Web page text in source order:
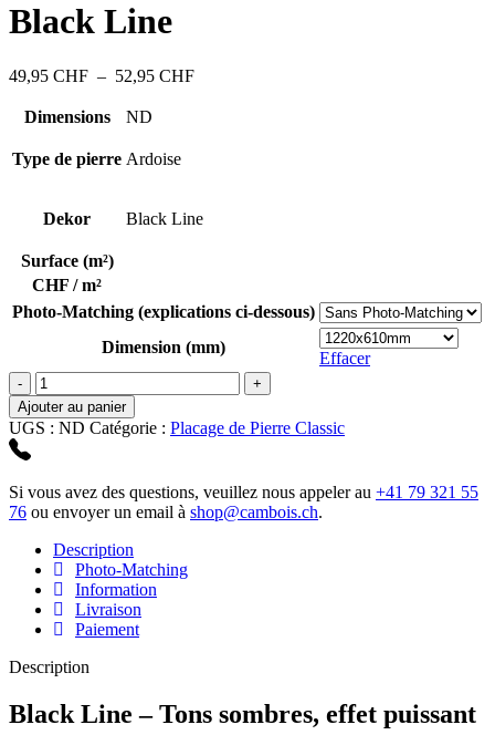
Black Line
49,95 CHF – 52,95 CHFPlage
Dimensions ND
Type de pierre Ardoise
Dekor Black Line
Surface (m²)
CHF / m²
Photo-Matching (explications ci-dessous)
Dimension (mm)
Effacer
quantité
de
Black
Line
Ajouter au panier
UGS : ND Catégorie : Placage de Pierre Classic
Si vous avez des questions, veuillez nous appeler au +41 79 321 55
76 ou envoyer un email à shop@cambois.ch.
Description
Photo-Matching
Information
Livraison
Paiement
Description
Black Line – Tons sombres, effet puissant